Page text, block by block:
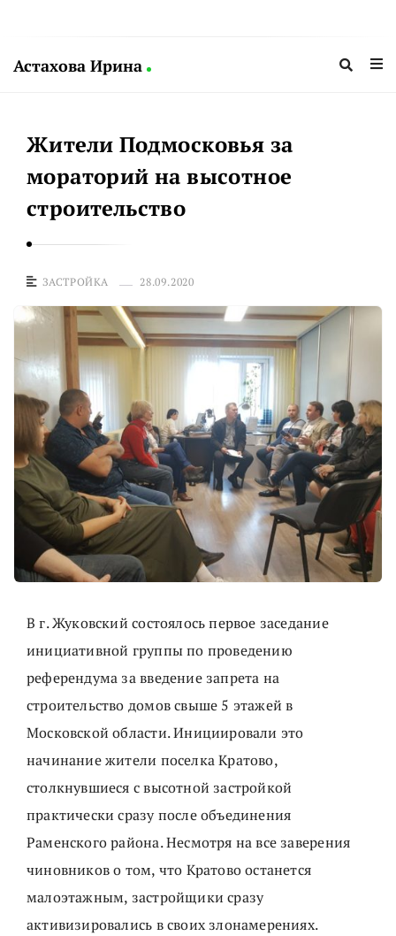
Астахова Ирина
р
н
а
Жители Подмосковья за
мораторий на высотное
строительство
ЗАСТРОЙКА 28.09.2020
В г. Жуковский состоялось первое заседание
инициативной группы по проведению
референдума за введение запрета на
строительство домов свыше 5 этажей в
Московской области. Инициировали это
начинание жители поселка Кратово,
столкнувшиеся с высотной застройкой
практически сразу после объединения
Раменского района. Несмотря на все заверения
чиновников о том, что Кратово останется
малоэтажным, застройщики сразу
активизировались в своих злонамерениях.